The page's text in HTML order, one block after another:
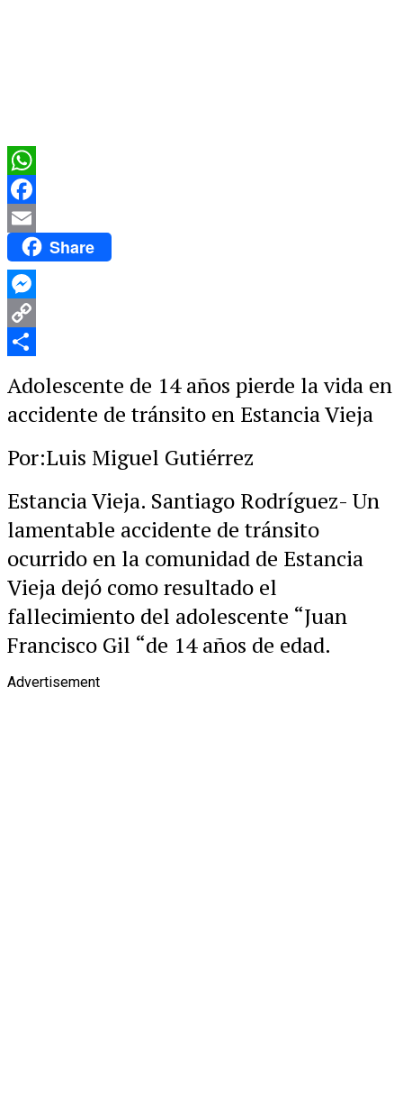
WhatsApp
Facebook
Email Share
Messenger
Copy
Adolescente de 14 años pierde la vida en
accidente de tránsito en Estancia Vieja
Por:Luis Miguel Gutiérrez
Estancia Vieja. Santiago Rodríguez- Un
lamentable accidente de tránsito
ocurrido en la comunidad de Estancia
Vieja dejó como resultado el
fallecimiento del adolescente “Juan
Francisco Gil “de 14 años de edad.
Advertisement